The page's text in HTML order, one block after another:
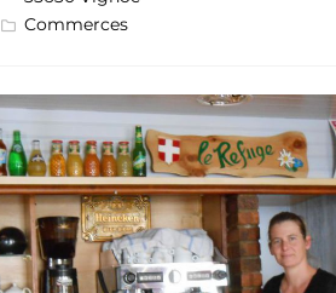
Commerces